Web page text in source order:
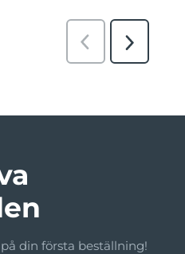
din första beställning!